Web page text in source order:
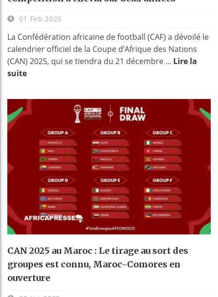
01 Feb 2025
La Confédération africaine de football (CAF) a dévoilé le
calendrier officiel de la Coupe d’Afrique des Nations
(CAN) 2025, qui se tiendra du 21 décembre ... Lire la
suite
CAN 2025 au Maroc : Le tirage au sort des
groupes est connu, Maroc-Comores en
ouverture